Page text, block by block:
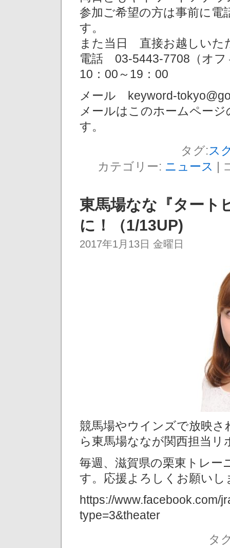
参加ご希望の方は事前に
す。
また当日 直接お越しいた
電話 03-5443-7708（オフ
10：00～19：00
メール keyword-
メールはこのホームペー
す。
タグ:ス
カテゴリー: ニュース |
東馬場なな『タート
に！（1/13UP)
2017年1月13日 金曜日
競馬場やウインズで放映
ら東馬場ななが関西担当
毎週、滋賀県の栗東トレ
す。応援よろしくお願いし
https://www.facebook.com/
type=3&theater
タ